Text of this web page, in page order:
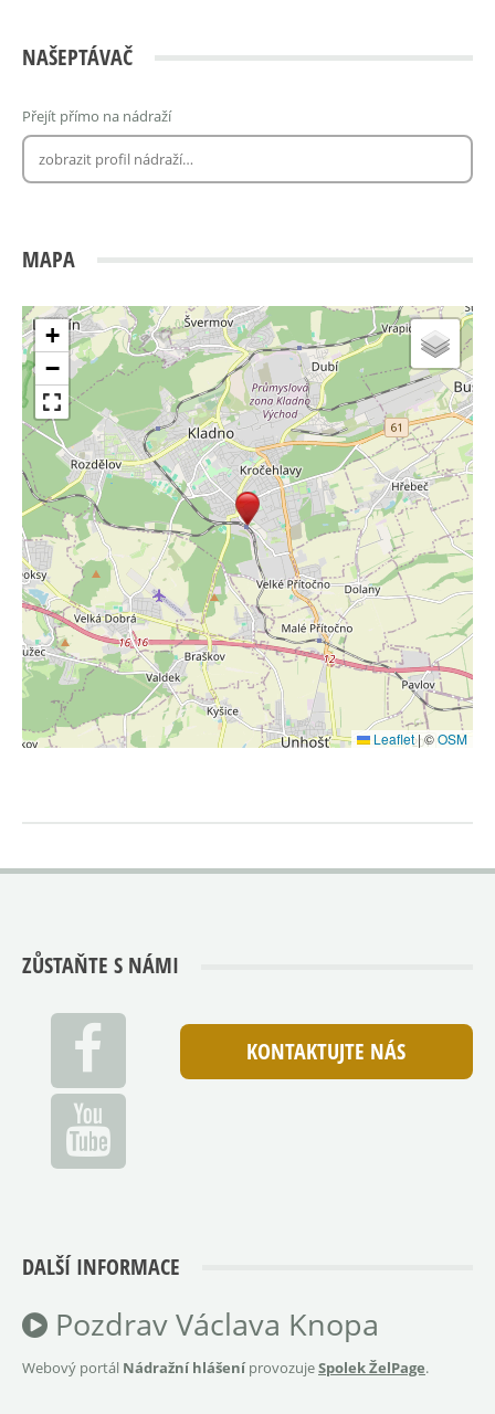
NAŠEPTÁVAČ
Přejít přímo na nádraží
MAPA
+
−
Leaflet |©OSM
ZŮSTAŇTE S NÁMI
KONTAKTUJTE NÁS
DALŠÍ INFORMACE
Pozdrav Václava Knopa
Webový portál Nádražní hlášeníprovozujeSpolek ŽelPage.